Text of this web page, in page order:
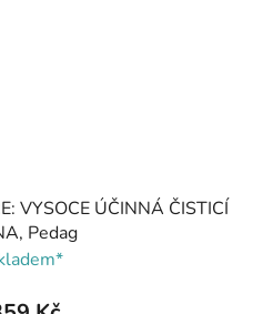
VYSOCE ÚČINNÁ ČISTICÍ
Pedag